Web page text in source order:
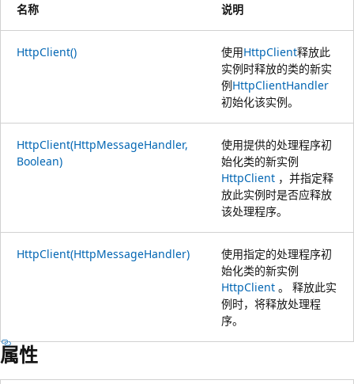
名称 说明
HttpClient() 使用HttpClient释放此
实例时释放的类的新实
例HttpClientHandler
初始化该实例。
HttpClient(HttpMessageHandler,
Boolean)
使用提供的处理程序初
始化类的新实例
HttpClient ，并指定释
放此实例时是否应释放
该处理程序。
HttpClient(HttpMessageHandler)
使用指定的处理程序初
始化类的新实例
HttpClient 。 释放此实
例时，将释放处理程
序。
属性